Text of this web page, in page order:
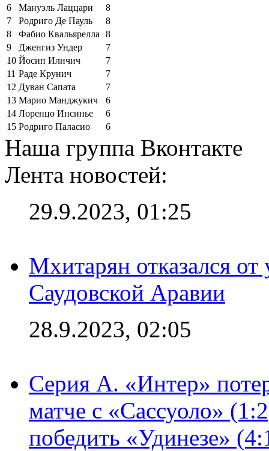
6
Мануэль Лаццари
8
7
Родриго Де Пауль
8
8
Фабио Квальярелла
8
9
Дженгиз Ундер
7
10 Йосип Иличич
7
11 Раде Крунич
7
12 Дуван Сапата
7
13 Марио Манджукич
6
14 Лоренцо Инсинье
6
15 Родриго Паласио 6
Наша группа Вконтакте
Лента новостей:
29.9.2023, 01:25
Мхитарян отказался от
Саудовской Аравии
28.9.2023, 02:05
Серия А. «Интер»
матче с «Сассуоло»
победить «Удинезе»